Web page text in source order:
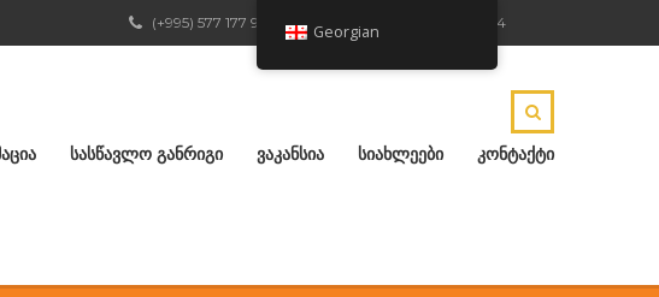
ქ.რუსთავი, ჟ.შარტავას 4
(+995) 577 177 904
ᲡᲐᲡᲬᲐᲕᲚᲝ ᲒᲐᲜᲠᲘᲒᲘ ᲕᲐᲙᲐᲜᲡᲘᲐ ᲡᲘᲐᲮᲚᲔᲔᲑᲘ ᲙᲝᲜᲢᲐᲥᲢᲘ
Georgian